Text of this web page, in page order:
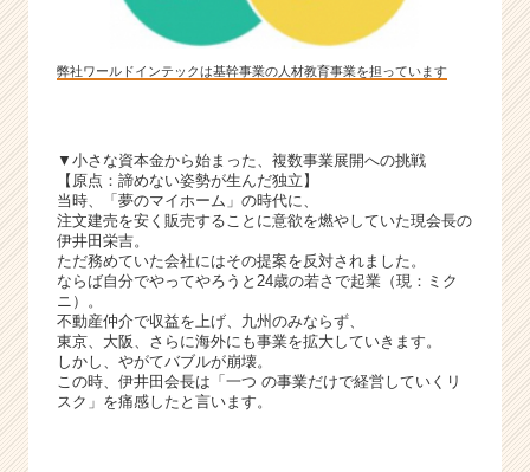
が
活
サ
イ
チ
ア
キ
ャ
リ
ア
（C
弊社ワールドインテックは基幹事業の人材教育事業を担っています
▼小さな資本金から始まった、複数事業展開への挑戦
【原点：諦めない姿勢が生んだ独立】
当時、「夢のマイホーム」の時代に、
注文建売を安く販売することに意欲を燃やしていた現会長の
伊井田栄吉。
ただ務めていた会社にはその提案を反対されました。
ならば自分でやってやろうと24歳の若さで起業（現：ミク
ニ）。
不動産仲介で収益を上げ、九州のみならず、
東京、大阪、さらに海外にも事業を拡大していきます。
しかし、やがてバブルが崩壊。
この時、伊井田会長は「一つ の事業だけで経営していくリ
スク」を痛感したと言います。